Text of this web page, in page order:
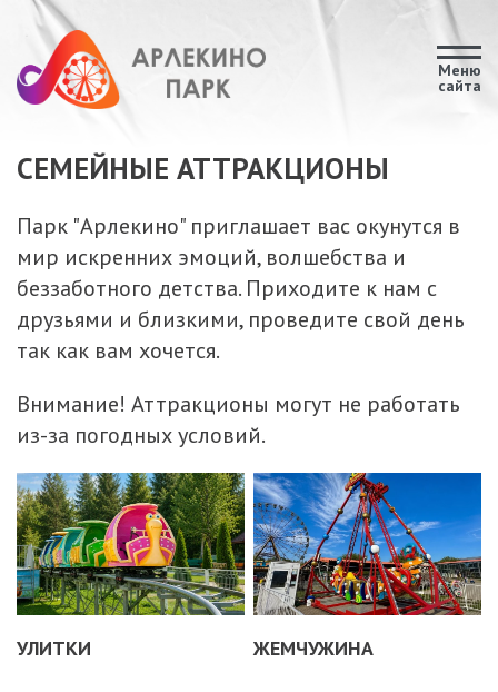
Меню
сайта
СЕМЕЙНЫЕ АТТРАКЦИОНЫ
Парк "Арлекино" приглашает вас окунутся в
мир искренних эмоций, волшебства и
беззаботного детства. Приходите к нам с
друзьями и близкими, проведите свой день
так как вам хочется.
Внимание! Аттракционы могут не работать
из-за погодных условий.
УЛИТКИ ЖЕМЧУЖИНА